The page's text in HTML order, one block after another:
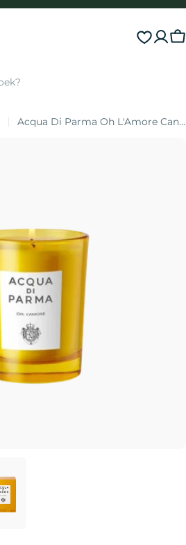
Acqua Di Parma Oh L'Amore Candle